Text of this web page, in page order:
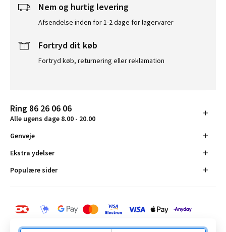
Nem og hurtig levering
Afsendelse inden for 1-2 dage for lagervarer
Fortryd dit køb
Fortryd køb, returnering eller reklamation
Ring 86 26 06 06
Alle ugens dage 8.00 - 20.00
Genveje
Ekstra ydelser
Populære sider